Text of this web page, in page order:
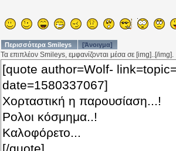
Περισσότερα Smileys [Άνοιγμα]
Τα επιπλέον Smileys, εμφανίζονται μέσα σε [img]..[/img].